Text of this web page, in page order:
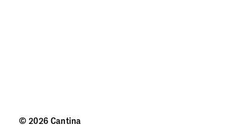
© 2026 Cantina